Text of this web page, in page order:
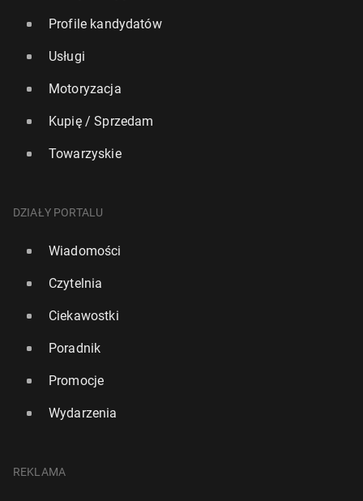
Profile kandydatów
Usługi
Motoryzacja
Kupię / Sprzedam
Towarzyskie
DZIAŁY PORTALU
Wiadomości
Czytelnia
Ciekawostki
Poradnik
Promocje
Wydarzenia
REKLAMA